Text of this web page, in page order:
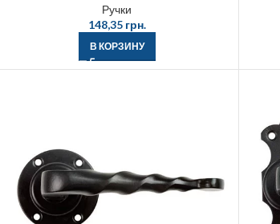
Ручки
148,35 грн.
В КОРЗИНУ